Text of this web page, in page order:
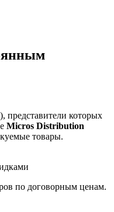
представители которых
Micros Distribution
товары.
по договорным ценам.